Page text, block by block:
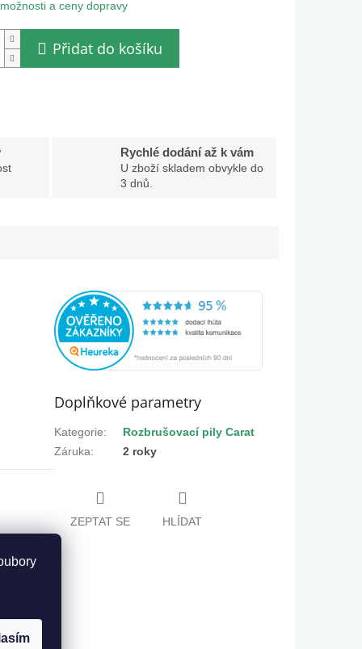
a ceny dopravy
Přidat do košíku
Rychlé dodání až k vám
U zboží skladem obvykle do
3 dnů.
za pár
Doplňkové parametry
Kategorie:
Rozbrušovací pily Carat
Záruka: 2 roky
ZEPTAT SE HLÍDAT